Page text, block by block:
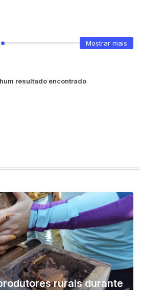
Mostrar mais
resultado encontrado
rurais durante